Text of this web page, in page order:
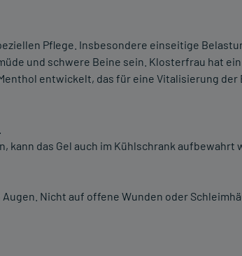
Pflege. Insbesondere einseitige
und schwere Beine sein. Klosterfrau hat
entwickelt, das für eine Vitalisierung der
kann das Gel auch im Kühlschrank aufbewahrt
Nicht auf offene Wunden oder